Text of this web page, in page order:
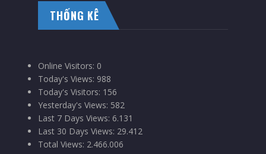
THỐNG KÊ
Online Visitors: 0
Today's Views: 988
Today's Visitors: 156
Yesterday's Views: 582
Last 7 Days Views: 6.131
Last 30 Days Views: 29.412
Total Views: 2.466.006